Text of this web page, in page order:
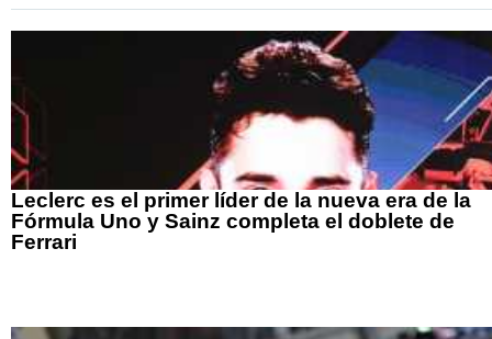
Leclerc es el primer líder de la nueva era de la
Fórmula Uno y Sainz completa el doblete de
Ferrari